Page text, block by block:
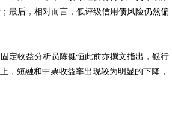
最后，相对而言，低评级信用债风险仍然偏
收益分析员陈健恒此前亦撰文指出，银行
，短融和中票收益率出现较为明显的下降，